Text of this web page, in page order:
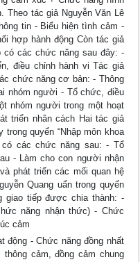
Theo tác giả Nguyễn Văn Lê
tin - Biểu hiện tình cảm -
hợp hành động Còn tác giả
có các chức năng sau đây: -
điều chỉnh hành vi Tác giả
chức năng cơ bản: - Thông
nhóm người - Tổ chức, điều
nhóm người trong một hoạt
triển nhân cách Hai tác giả
trong quyển “Nhập môn khoa
có các chức năng sau: - Tổ
- Làm cho con người nhận
phát triển các mối quan hệ
Quang uẩn trong quyến
giao tiếp được chia thành: -
năng nhận thức) - Chức
cảm
động - Chức năng đồng nhất
cảm, đồng cảm chung